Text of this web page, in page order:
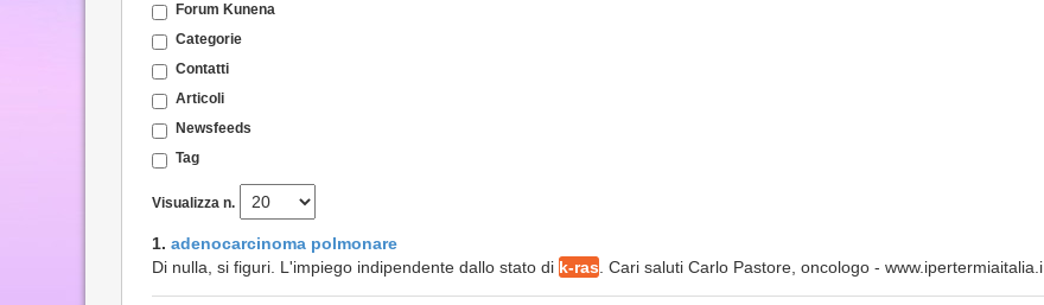
Forum Kunena
Categorie
Contatti
Articoli
Newsfeeds
Tag
Visualizza n.
1. adenocarcinoma polmonare
Di nulla, si figuri. L'impiego indipendente dallo stato di k-ras . Cari saluti Carlo Pastore, oncologo - www.ipertermiaitalia.i